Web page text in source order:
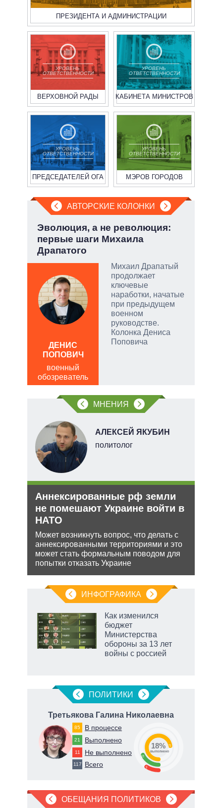
ПРЕЗИДЕНТА И АДМИНИСТРАЦИИ
УРОВЕНЬ
ОТВЕТСТВЕННОСТИ
ВЕРХОВНОЙ РАДЫ
УРОВЕНЬ
ОТВЕТСТВЕННОСТИ
КАБИНЕТА МИНИСТРОВ
УРОВЕНЬ
ОТВЕТСТВЕННОСТИ
ПРЕДСЕДАТЕЛЕЙ ОГА
УРОВЕНЬ
ОТВЕТСТВЕННОСТИ
МЭРОВ ГОРОДОВ
АВТОРСКИЕ КОЛОНКИ
Эволюция, а не революция:
первые шаги Михаила
Драпатого
Михаил Драпатый
продолжает
ключевые
наработки, начатые
при предыдущем
военном
руководстве.
Колонка Дениса
Поповича
ДЕНИС
ПОПОВИЧ
военный
обозреватель
МНЕНИЯ
АЛЕКСЕЙ ЯКУБИН
политолог
Аннексированные рф земли
не помешают Украине войти в
НАТО
Может возникнуть вопрос, что делать с
аннексированными территориями и это
может стать формальным поводом для
попытки отказать Украине
ИНФОГРАФИКА
Как изменился
бюджет
Министерства
обороны за 13 лет
войны с россией
ПОЛИТИКИ
Третьякова Галина Николаевна
85 В процессе
21 Выполнено
11 Не выполнено
117 Всего 9
18
73
18%
выполнено
ОБЕЩАНИЯ ПОЛИТИКОВ